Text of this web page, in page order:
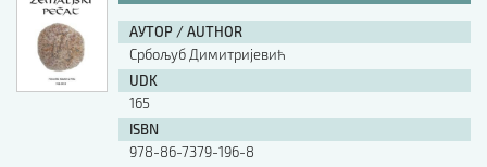
АУТОР / AUTHOR
Србољуб Димитријевић
UDK
165
ISBN
978-86-7379-196-8